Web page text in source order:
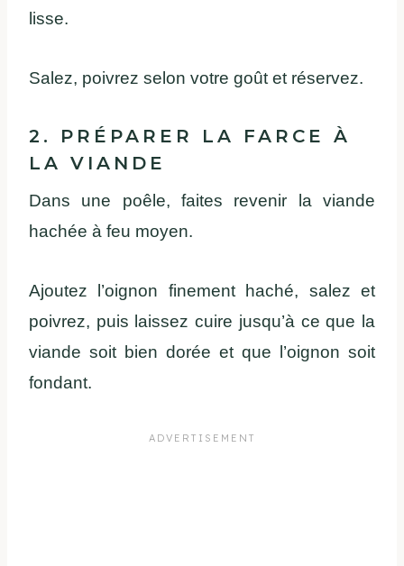
lisse.
Salez, poivrez selon votre goût et réservez.
2. PRÉPARER LA FARCE À
LA VIANDE
Dans une poêle, faites revenir la viande
hachée à feu moyen.
Ajoutez l’oignon finement haché, salez et
poivrez, puis laissez cuire jusqu’à ce que la
viande soit bien dorée et que l’oignon soit
fondant.